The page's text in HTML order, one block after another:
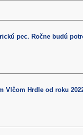
pec. Ročne budú
Vlčom Hrdle od roku